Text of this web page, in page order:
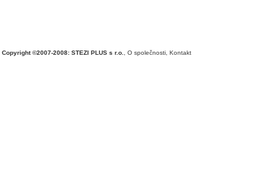
Copyright ©2007-2008: STEZI PLUS s r.o. O společnosti Kontakt